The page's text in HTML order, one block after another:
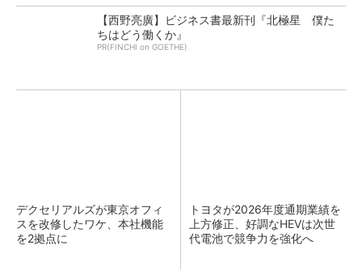
【西野亮廣】ビジネス書最新刊『北極星 僕た
ちはどう働くか』
PR(FINCHI on GOETHE)
デクセリアルズが東京オフィ
スを改修したワケ、本社機能
を2拠点に
トヨタが2026年度通期業績を
上方修正、好調なHEVは次世
代電池で競争力を強化へ